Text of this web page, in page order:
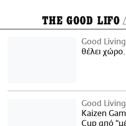
THE GOOD LIFO
Good Living
θέλει
Good Living
Kaizen
Cup από